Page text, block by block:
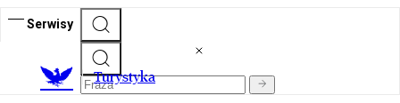
Serwisy
Turystyka